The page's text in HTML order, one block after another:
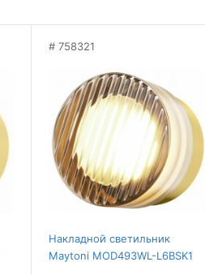
758321
Накладной светильник
Maytoni MOD493WL-L6BSK1